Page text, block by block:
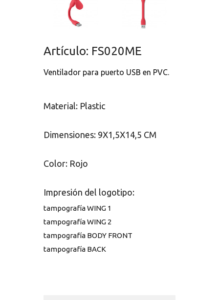
Artículo: FS020ME
Ventilador para puerto USB en PVC.
Material: Plastic
Dimensiones: 9X1,5X14,5 CM
Color: Rojo
Impresión del logotipo:
tampografía WING 1
tampografía WING 2
tampografía BODY FRONT
tampografía BACK